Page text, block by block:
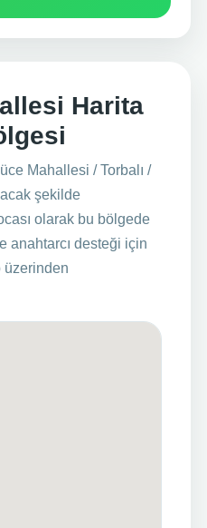
Harita
Mahallesi / Torbalı /
şekilde
olarak bu bölgede
anahtarcı desteği için
üzerinden